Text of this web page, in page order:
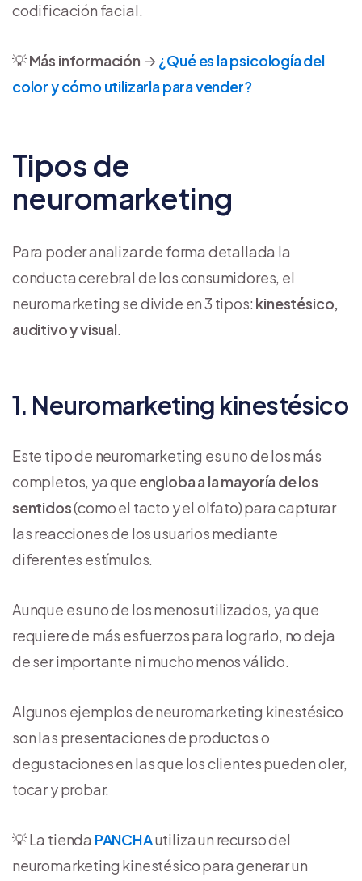
codificación facial.
💡Más información →¿Qué es la psicología del
color y cómo utilizarla para vender?
Tipos de
neuromarketing
Para poder analizar de forma detallada la
conducta cerebral de los consumidores, el
neuromarketing se divide en 3 tipos: kinestésico,
auditivo y visual.
1. Neuromarketing kinestésico
Este tipo de neuromarketing es uno de los más
completos, ya que engloba a la mayoría de los
sentidos(como el tacto y el olfato) para capturar
las reacciones de los usuarios mediante
diferentes estímulos.
Aunque es uno de los menos utilizados, ya que
requiere de más esfuerzos para lograrlo, no deja
de ser importante ni mucho menos válido.
Algunos ejemplos de neuromarketing kinestésico
son las presentaciones de productos o
degustaciones en las que los clientes pueden oler,
tocar y probar.
💡 La tienda PANCHAutiliza un recurso del
neuromarketing kinestésico para generar un